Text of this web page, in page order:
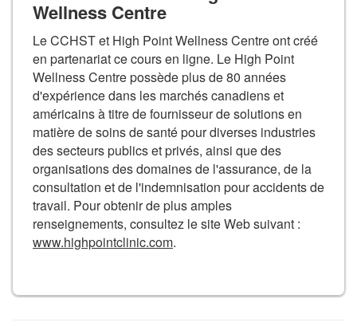
Wellness Centre
Le CCHST et High Point Wellness Centre ont créé
en partenariat ce cours en ligne. Le High Point
Wellness Centre possède plus de 80 années
d'expérience dans les marchés canadiens et
américains à titre de fournisseur de solutions en
matière de soins de santé pour diverses industries
des secteurs publics et privés, ainsi que des
organisations des domaines de l'assurance, de la
consultation et de l'indemnisation pour accidents de
travail. Pour obtenir de plus amples
renseignements, consultez le site Web suivant :
www.highpointclinic.com.